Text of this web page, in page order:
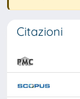
Citazioni